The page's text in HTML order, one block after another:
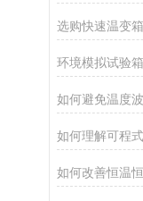
如何避免温度
如何改善恒温